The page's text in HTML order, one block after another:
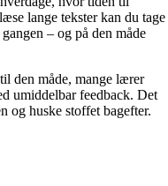
lange tekster kan du tage
– og på den måde
den måde, mange lærer
umiddelbar feedback. Det
og huske stoffet bagefter.